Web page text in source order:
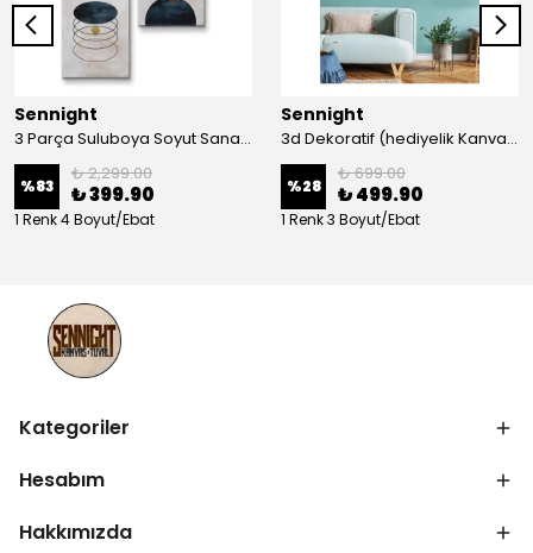
Sennight
3 Parça Suluboya Soyut Sanat Koleksiyonu Dekoratif Kanvas Tablo
%83
₺ 2,299.00
₺ 399.90
1 Renk 4 Boyut/Ebat
Sennight
3d Dekoratif (hediyelik Kanvas Tablo)
%28
₺ 699.00
₺ 499.90
1 Renk 3 Boyut/Ebat
Kategoriler
Hesabım
Hakkımızda